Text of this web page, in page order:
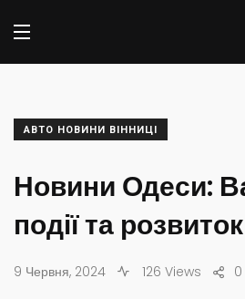
АВТО НОВИНИ ВІННИЦІ
Новини Одеси:
події та
9 Червня, 2024 126 Views 0